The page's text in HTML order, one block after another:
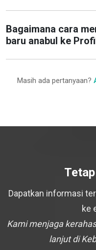
Bagaimana cara
baru anabul ke
Masih ada pertanyaan?
Dapatkan informasi
ke
Kami menjaga
lanjut di